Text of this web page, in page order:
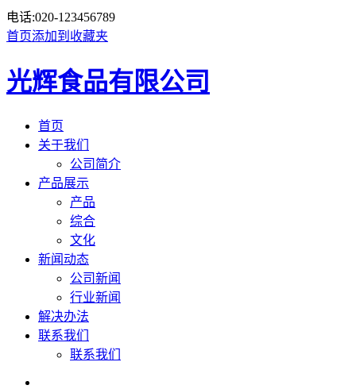
电话:020-123456789
首页添加到收藏夹
光辉食品有限公司
首页
关于我们
公司简介
产品展示
产品
综合
文化
新闻动态
公司新闻
行业新闻
解决办法
联系我们
联系我们